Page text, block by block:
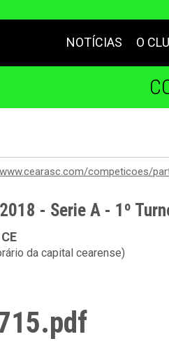
NOTÍCIAS O
competicoes/
- Serie A - 1º
da capital cearense)